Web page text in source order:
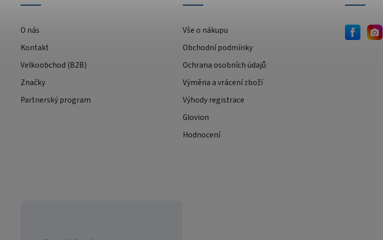
O nás
Kontakt
Velkoobchod (B2B)
Značky
Partnerský program
Vše o nákupu
Obchodní podmínky
Ochrana osobních údajů
Výměna a vrácení zboží
Výhody registrace
Glovion
Hodnocení